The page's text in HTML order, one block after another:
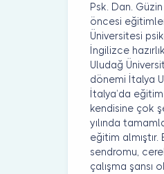
Psk. Dan.
öncesi
Üniversitesi
İngilizce
Uludağ
dönemi İtalya
İtalya’da
kendisine çok
yılında
eğitim
sendromu,
çalışma şansı